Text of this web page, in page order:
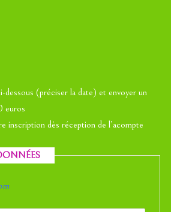
dessous (préciser la date) et envoyer un
euros
inscription dès réception de l’acompte